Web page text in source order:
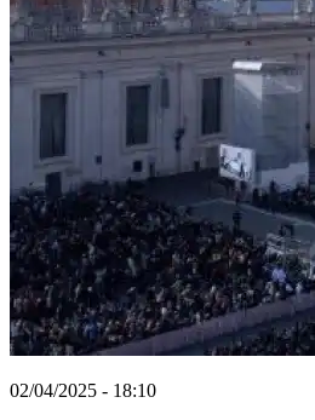
02/04/2025 - 18:10